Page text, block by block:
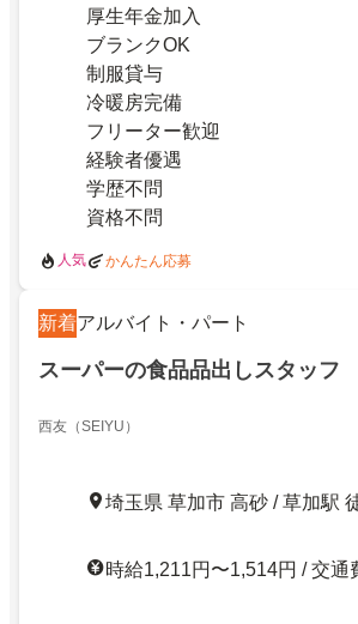
厚生年金加入
ブランクOK
制服貸与
冷暖房完備
フリーター歓迎
経験者優遇
学歴不問
資格不問
人気 かんたん応募
新着アルバイト・パート
スーパーの食品品出しスタッフ
西友（SEIYU）
埼玉県 草加市 高砂 / 草加駅
時給1,211円〜1,514円 / 交通